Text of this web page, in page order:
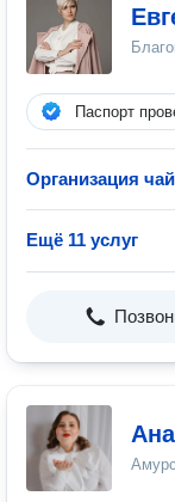
Паспорт
Организация
Ещё 11 услуг